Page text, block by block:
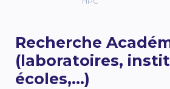
Recherche
(laboratoires,
écoles,...)